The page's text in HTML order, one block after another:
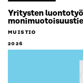
Yritysten
MUISTIO
2026